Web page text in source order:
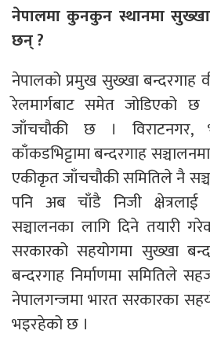
नेपालमा कुनकुन स्थानमा सुख्खा
छन् ?
नेपालको प्रमुख सुख्खा बन्दरगाह
रेलमार्गबाट समेत जोडिएको
जाँचचौकी छ । विराटनगर,
काँकडभिट्टामा बन्दरगाह
एकीकृत जाँचचौकी समितिले नै
पनि अब चाँडै निजी
सञ्चालनका लागि दिने तयारी
सरकारको सहयोगमा सुख्खा
बन्दरगाह निर्माणमा समितिले
नेपालगन्जमा भारत सरकारका
भइरहेको छ ।